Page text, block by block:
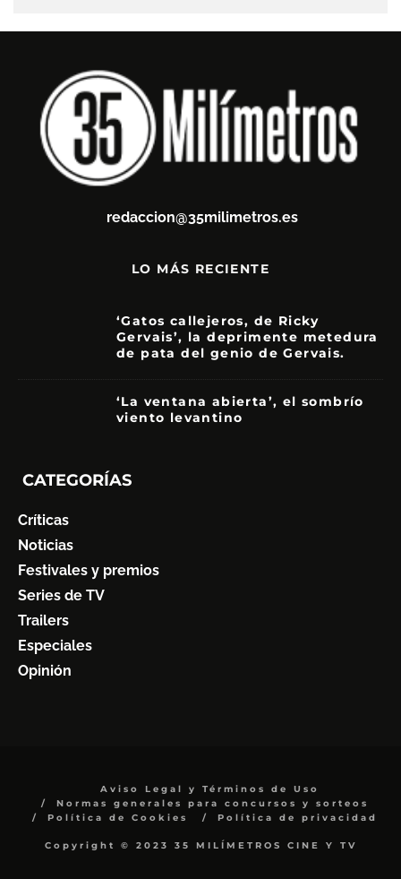
redaccion@35milimetros.es
LO MÁS RECIENTE
‘Gatos callejeros, de Ricky
Gervais’, la deprimente metedura
de pata del genio de Gervais.
‘La ventana abierta’, el sombrío
viento levantino
CATEGORÍAS
Críticas
Noticias
Festivales y premios
Series de TV
Trailers
Especiales
Opinión
Aviso Legal y Términos de Uso
Normas generales para concursos y sorteos
Política de Cookies
Política de privacidad
Copyright © 2023 35 MILÍMETROS CINE Y TV